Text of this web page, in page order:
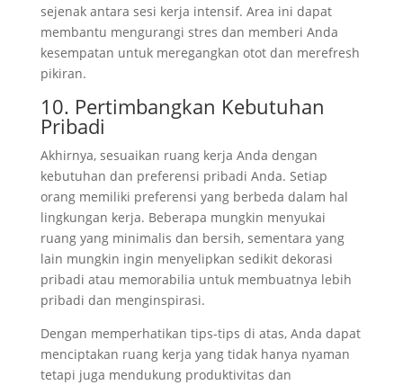
sejenak antara sesi kerja intensif. Area ini dapat
membantu mengurangi stres dan memberi Anda
kesempatan untuk meregangkan otot dan merefresh
pikiran.
10. Pertimbangkan Kebutuhan
Pribadi
Akhirnya, sesuaikan ruang kerja Anda dengan
kebutuhan dan preferensi pribadi Anda. Setiap
orang memiliki preferensi yang berbeda dalam hal
lingkungan kerja. Beberapa mungkin menyukai
ruang yang minimalis dan bersih, sementara yang
lain mungkin ingin menyelipkan sedikit dekorasi
pribadi atau memorabilia untuk membuatnya lebih
pribadi dan menginspirasi.
Dengan memperhatikan tips-tips di atas, Anda dapat
menciptakan ruang kerja yang tidak hanya nyaman
tetapi juga mendukung produktivitas dan